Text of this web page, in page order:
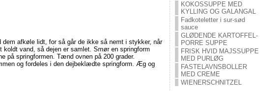
afkøle lidt, for så går de ikke så nemt i stykker, når
vand, så dejen er samlet. Smør en springform
på springformen. Tænd ovnen på 200 grader.
og fordeles i den dejbeklædte springform. Æg og
KOKOSSUPPE MED
KYLLING OG GALANGAL
Fadkoteletter i sur-sød
sauce
GLØDENDE KARTOFFEL-
PORRE SUPPE
FRISK HVID MAJSSUPPE
MED PURLØG
FASTELAVNSBOLLER
MED CREME
WIENERSCHNITZEL